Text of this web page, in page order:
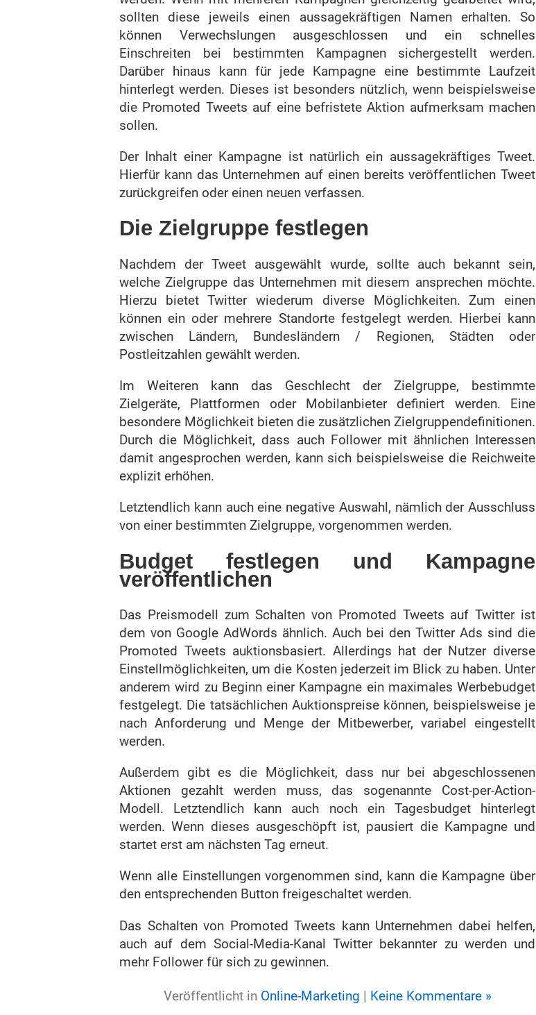
sollten diese jeweils einen aussagekräftigen Namen erhalten. So
können Verwechslungen ausgeschlossen und ein schnelles
Einschreiten bei bestimmten Kampagnen sichergestellt werden.
Darüber hinaus kann für jede Kampagne eine bestimmte Laufzeit
hinterlegt werden. Dieses ist besonders nützlich, wenn beispielsweise
die Promoted Tweets auf eine befristete Aktion aufmerksam machen
sollen.
Der Inhalt einer Kampagne ist natürlich ein aussagekräftiges Tweet.
Hierfür kann das Unternehmen auf einen bereits veröffentlichen Tweet
zurückgreifen oder einen neuen verfassen.
Die Zielgruppe festlegen
Nachdem der Tweet ausgewählt wurde, sollte auch bekannt sein,
welche Zielgruppe das Unternehmen mit diesem ansprechen möchte.
Hierzu bietet Twitter wiederum diverse Möglichkeiten. Zum einen
können ein oder mehrere Standorte festgelegt werden. Hierbei kann
zwischen Ländern, Bundesländern / Regionen, Städten oder
Postleitzahlen gewählt werden.
Im Weiteren kann das Geschlecht der Zielgruppe, bestimmte
Zielgeräte, Plattformen oder Mobilanbieter definiert werden. Eine
besondere Möglichkeit bieten die zusätzlichen Zielgruppendefinitionen.
Durch die Möglichkeit, dass auch Follower mit ähnlichen Interessen
damit angesprochen werden, kann sich beispielsweise die Reichweite
explizit erhöhen.
Letztendlich kann auch eine negative Auswahl, nämlich der Ausschluss
von einer bestimmten Zielgruppe, vorgenommen werden.
Budget festlegen und Kampagne
veröffentlichen
Das Preismodell zum Schalten von Promoted Tweets auf Twitter ist
dem von Google AdWords ähnlich. Auch bei den Twitter Ads sind die
Promoted Tweets auktionsbasiert. Allerdings hat der Nutzer diverse
Einstellmöglichkeiten, um die Kosten jederzeit im Blick zu haben. Unter
anderem wird zu Beginn einer Kampagne ein maximales Werbebudget
festgelegt. Die tatsächlichen Auktionspreise können, beispielsweise je
nach Anforderung und Menge der Mitbewerber, variabel eingestellt
werden.
Außerdem gibt es die Möglichkeit, dass nur bei abgeschlossenen
Aktionen gezahlt werden muss, das sogenannte Cost-per-Action-
Modell. Letztendlich kann auch noch ein Tagesbudget hinterlegt
werden. Wenn dieses ausgeschöpft ist, pausiert die Kampagne und
startet erst am nächsten Tag erneut.
Wenn alle Einstellungen vorgenommen sind, kann die Kampagne über
den entsprechenden Button freigeschaltet werden.
Das Schalten von Promoted Tweets kann Unternehmen dabei helfen,
auch auf dem Social-Media-Kanal Twitter bekannter zu werden und
mehr Follower für sich zu gewinnen.
Veröffentlicht in Online-Marketing | Keine Kommentare »